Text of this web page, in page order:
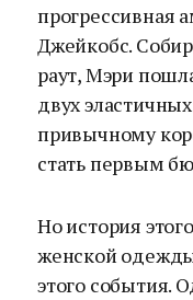
прогрессивная
Джейкобс.
раут, Мэри
двух
привычному
стать первым
Но история
женской
этого события.